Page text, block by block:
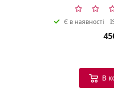
Є в наявності
В